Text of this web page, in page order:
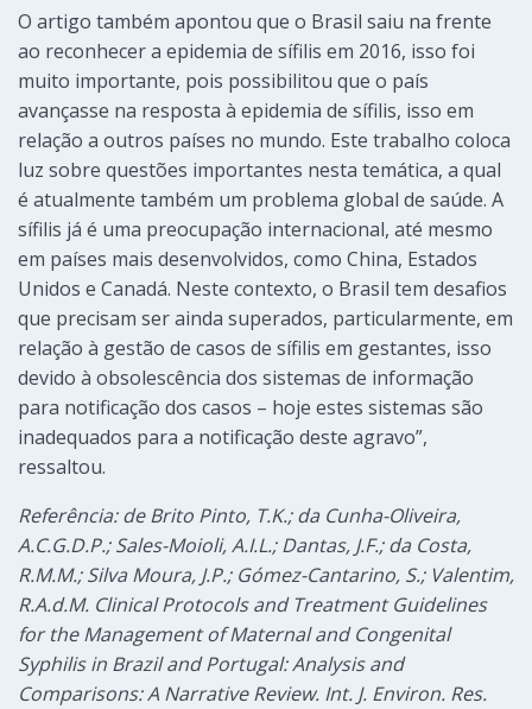
O artigo também apontou que o Brasil saiu na frente
ao reconhecer a epidemia de sífilis em 2016, isso foi
muito importante, pois possibilitou que o país
avançasse na resposta à epidemia de sífilis, isso em
relação a outros países no mundo. Este trabalho coloca
luz sobre questões importantes nesta temática, a qual
é atualmente também um problema global de saúde. A
sífilis já é uma preocupação internacional, até mesmo
em países mais desenvolvidos, como China, Estados
Unidos e Canadá. Neste contexto, o Brasil tem desafios
que precisam ser ainda superados, particularmente, em
relação à gestão de casos de sífilis em gestantes, isso
devido à obsolescência dos sistemas de informação
para notificação dos casos – hoje estes sistemas são
inadequados para a notificação deste agravo”,
ressaltou.
Referência: de Brito Pinto, T.K.; da Cunha-Oliveira,
A.C.G.D.P.; Sales-Moioli, A.I.L.; Dantas, J.F.; da Costa,
R.M.M.; Silva Moura, J.P.; Gómez-Cantarino, S.; Valentim,
R.A.d.M. Clinical Protocols and Treatment Guidelines
for the Management of Maternal and Congenital
Syphilis in Brazil and Portugal: Analysis and
Comparisons: A Narrative Review. Int. J. Environ. Res.